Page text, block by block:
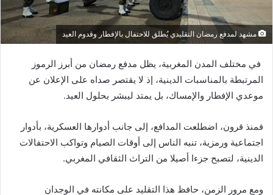
مشهد لمدفع رمضان التقليدي يُطلق للاحتفال بالإفطار وقدوم العيد
في مختلف المدن المغربية، يظل مدفع رمضان من أبرز الرموز
المرتبطة بالمناسبات الدينية، إذ لا يقتصر صداه على الإعلان عن
موعدي الإفطار والإمساك، بل يمتد ليبشر بحلول العيد.
فمنذ قرون، اضطلعت المدافع، إلى جانب أدوارها العسكرية، بأدوار
اجتماعية ورمزية، تنبه الناس إلى أوقات الصيام وتواكب الاحتفالات
الدينية، لتصبح جزءا أصيلا من التراث الثقافي المغربي.
ومع مرور الزمن، حافظ هذا التقليد على مكانته في الوجدان